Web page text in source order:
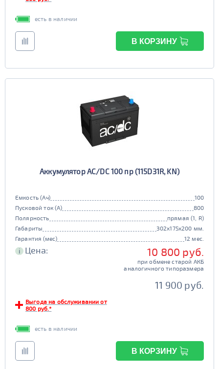
есть в наличии
В КОРЗИНУ
Аккумулятор AC/DC 100 пр (115D31R, KN)
Емкость (Ач)
100
Пусковой ток (А)
800
Полярность
прямая (1, R)
Габариты
302x175x200 мм.
Гарантия (мес)
12 мес.
i Цена: 10 800 руб.
при обмене старой АКБ
аналогичного типоразмера
11 900 руб.
Выгода на обслуживании от
800 руб.*
есть в наличии
В КОРЗИНУ